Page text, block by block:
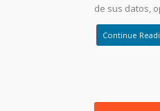
de sus datos,
Continue